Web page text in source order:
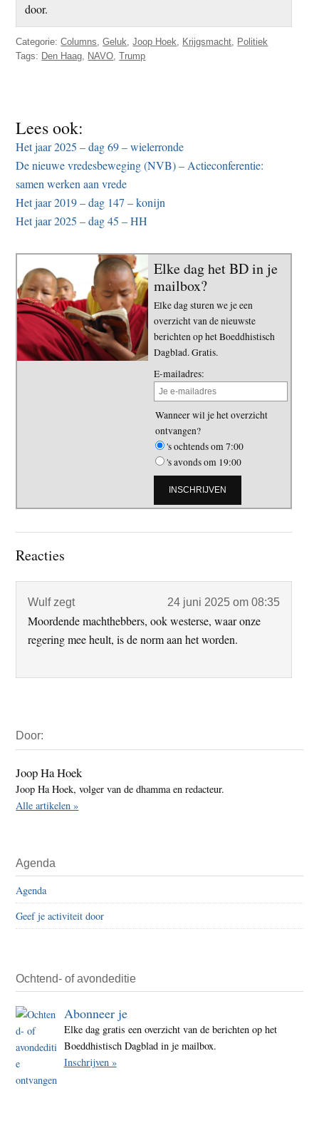
door.
Categorie:Columns,Geluk,Joop Hoek, Krijgsmacht, Politiek
Tags: Den Haag, NAVO,Trump
Lees ook:
Het jaar 2025 – dag 69 – wielerronde
De nieuwe vredesbeweging (NVB) – Actieconferentie:
samen werken aan vrede
Het jaar 2019 – dag 147 – konijn
Het jaar 2025 – dag 45 – HH
Elke dag het BD in je
mailbox?
Elke dag sturen we je een
overzicht van de nieuwste
berichten op het Boeddhistisch
Dagblad. Gratis.
E-mailadres:
Wanneer wil je het overzicht
ontvangen?
's ochtends om 7:00
's avonds om 19:00
Lees
Reacties
Wulf zegt 24 juni 2025 om 08:35
Moordende machthebbers, ook westerse, waar onze
regering mee heult, is de norm aan het worden.
Sidebar
Door:
Joop Ha Hoek
Joop Ha Hoek, volger van de dhamma en redacteur.
Alle artikelen »
Agenda
Agenda
Geef je activiteit door
Ochtend- of avondeditie
Abonneer je
Elke dag gratis een overzicht van de berichten op het
Boeddhistisch Dagblad in je mailbox.
Inschrijven »